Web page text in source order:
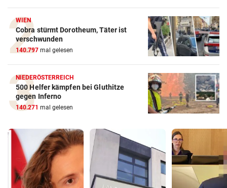
WIEN
Cobra stürmt Dorotheum, Täter ist
verschwunden
140.797 mal gelesen
NIEDERÖSTERREICH
500 Helfer kämpfen bei Gluthitze
gegen Inferno
140.271 mal gelesen